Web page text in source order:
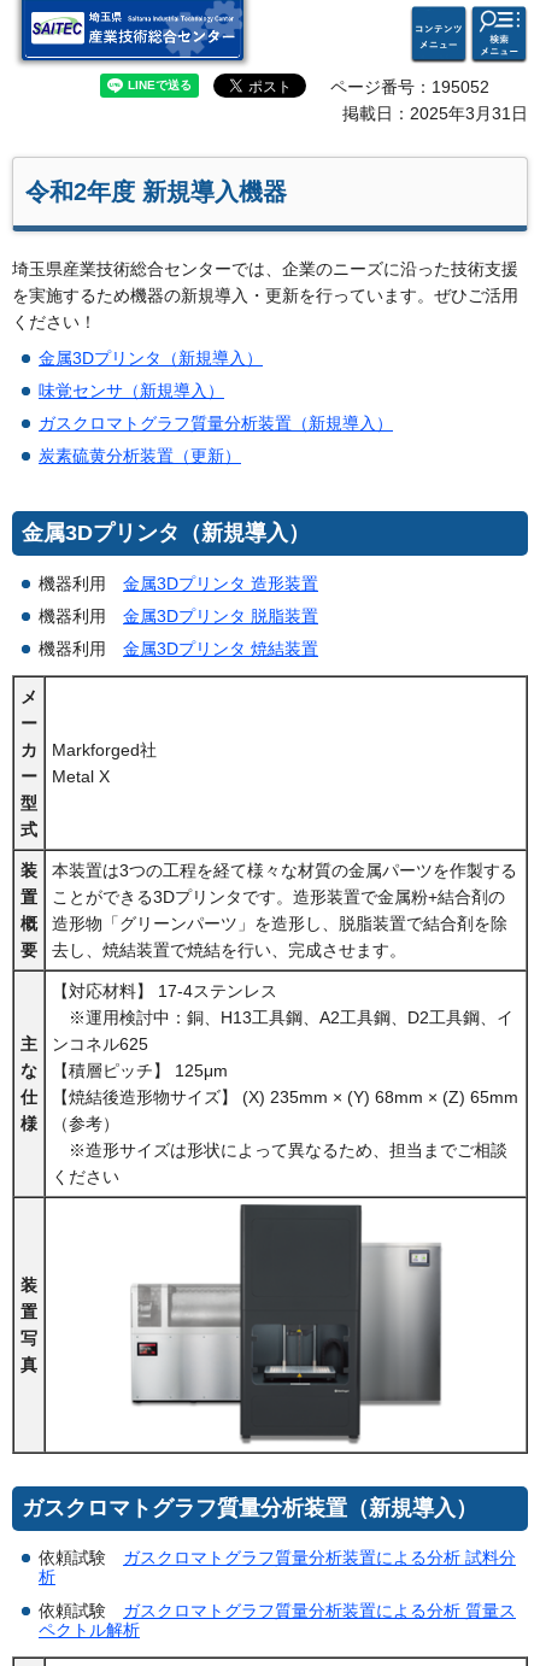
埼玉県 産業技術総合セン
コンテ
ンツメ
ニュー
検索・
共通メ
ニュー
ページ番号：195052
掲載日：2025年3月31日
令和2年度 新規導入機器
埼玉県産業技術総合センターでは、企業のニーズに沿った技術支援
を実施するため機器の新規導入・更新を行っています。ぜひご活用
ください！
金属3Dプリンタ（新規導入）
味覚センサ（新規導入）
ガスクロマトグラフ質量分析装置（新規導入）
炭素硫黄分析装置（更新）
金属3Dプリンタ（新規導入）
機器利用 金属3Dプリンタ 造形装置
機器利用 金属3Dプリンタ 脱脂装置
機器利用 金属3Dプリンタ 焼結装置
メ
ー
カ
ー
型
式
Markforged社
Metal X
装
置
概
要
本装置は3つの工程を経て様々な材質の金属パーツを作製する
ことができる3Dプリンタです。造形装置で金属粉+結合剤の
造形物「グリーンパーツ」を造形し、脱脂装置で結合剤を除
去し、焼結装置で焼結を行い、完成させます。
主
な
仕
様
【対応材料】 17-4ステンレス
※運用検討中：銅、H13工具鋼、A2工具鋼、D2工具鋼、イ
ンコネル625
【積層ピッチ】 125μm
【焼結後造形物サイズ】 (X) 235mm × (Y) 68mm × (Z) 65mm
（参考）
※造形サイズは形状によって異なるため、担当までご相談
ください
装
置
写
真
ガスクロマトグラフ質量分析装置（新規導入）
依頼試験 ガスクロマトグラフ質量分析装置による分析 試料分
析
依頼試験 ガスクロマトグラフ質量分析装置による分析 質量ス
ペクトル解析